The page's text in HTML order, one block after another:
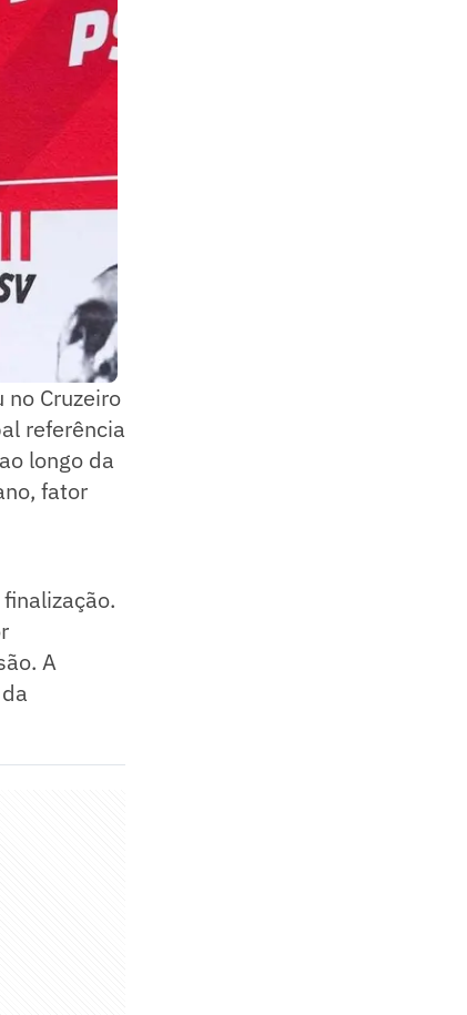
Cruzeiro
referência
longo da
fator
A